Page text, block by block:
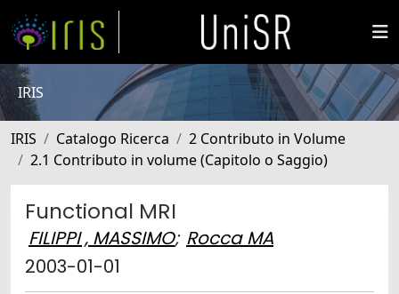
IRIS
IRIS Catalogo Ricerca
2 Contributo in Volume
2.1 Contributo in volume (Capitolo o Saggio)
Functional MRI
FILIPPI , MASSIMO; Rocca MA
2003-01-01